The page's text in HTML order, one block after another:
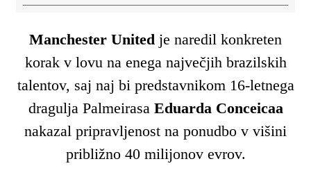
Manchester United je naredil konkreten
korak v lovu na enega največjih brazilskih
talentov, saj naj bi predstavnikom 16-letnega
dragulja PalmeirasaEduarda Conceicaa
nakazal pripravljenost na ponudbo v višini
približno 40 milijonov evrov.